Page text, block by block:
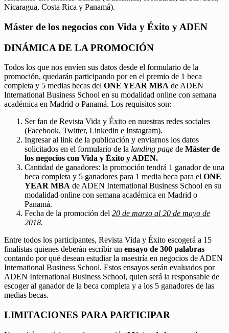
Nicaragua, Costa Rica y Panamá).
Máster de los negocios con Vida y Éxito y ADEN
DINÁMICA DE LA PROMOCIÓN
Todos los que nos envíen sus datos desde el formulario de la
promoción, quedarán participando por en el premio de 1 beca
completa y 5 medias becas del ONE YEAR MBA de ADEN
International Business School en su modalidad online con semana
académica en Madrid o Panamá. Los requisitos son:
Ser fan de Revista Vida y Éxito en nuestras redes sociales
(Facebook, Twitter, Linkedin e Instagram).
Ingresar al link de la publicación y enviarnos los datos
solicitados en el formulario de la landing page de Máster de
los negocios con Vida y Éxito y ADEN.
Cantidad de ganadores: la promoción tendrá 1 ganador de una
beca completa y 5 ganadores para 1 media beca para el ONE
YEAR MBA de ADEN International Business School en su
modalidad online con semana académica en Madrid o
Panamá.
Fecha de la promoción del 20 de marzo al 20 de mayo de
2018.
Entre todos los participantes, Revista Vida y Éxito escogerá a 15
finalistas quienes deberán escribir un ensayo de 300 palabras
contando por qué desean estudiar la maestría en negocios de ADEN
International Business School. Estos ensayos serán evaluados por
ADEN International Business School, quien será la responsable de
escoger al ganador de la beca completa y a los 5 ganadores de las
medias becas.
LIMITACIONES PARA PARTICIPAR